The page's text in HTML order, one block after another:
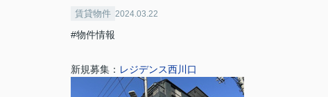
賃貸物件 2024.03.22
#物件情報
新規募集： レジデンス西川口